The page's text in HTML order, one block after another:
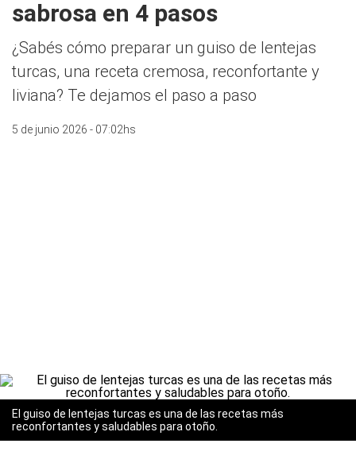
sabrosa en 4 pasos
¿Sabés cómo preparar un guiso de lentejas
turcas, una receta cremosa, reconfortante y
liviana? Te dejamos el paso a paso
5 de junio 2026 - 07:02hs
El guiso de lentejas turcas es una de las recetas más
reconfortantes y saludables para otoño.